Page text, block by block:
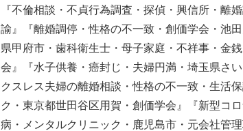
『不倫相談・不貞行為調査・探偵・興信所・離
諭』『離婚調停・性格の不一致・創価学会・池
県甲府市・歯科衛生士・母子家庭・不祥事・金
会』『水子供養・癌封じ・夫婦円満・埼玉県さ
クスレス夫婦の離婚相談・性格の不一致・生活
ク・東京都世田谷区用賀・創価学会』『新型コ
病・メンタルクリニック・鹿児島市・元会社管